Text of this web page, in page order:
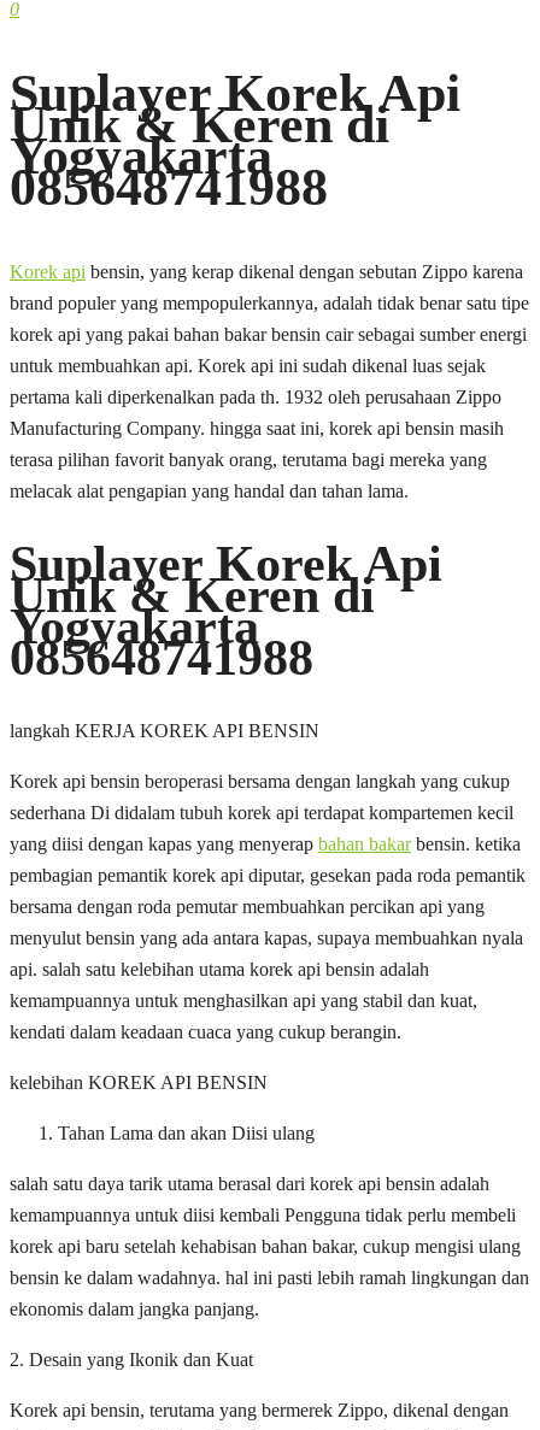
0
Suplayer Korek Api
Unik & Keren di
Yogyakarta
085648741988
Korek api bensin, yang kerap dikenal dengan sebutan Zippo karena
brand populer yang mempopulerkannya, adalah tidak benar satu tipe
korek api yang pakai bahan bakar bensin cair sebagai sumber energi
untuk membuahkan api. Korek api ini sudah dikenal luas sejak
pertama kali diperkenalkan pada th. 1932 oleh perusahaan Zippo
Manufacturing Company. hingga saat ini, korek api bensin masih
terasa pilihan favorit banyak orang, terutama bagi mereka yang
melacak alat pengapian yang handal dan tahan lama.
Suplayer Korek Api
Unik & Keren di
Yogyakarta
085648741988
langkah KERJA KOREK API BENSIN
Korek api bensin beroperasi bersama dengan langkah yang cukup
sederhana Di didalam tubuh korek api terdapat kompartemen kecil
yang diisi dengan kapas yang menyerap bahan bakarbensin. ketika
pembagian pemantik korek api diputar, gesekan pada roda pemantik
bersama dengan roda pemutar membuahkan percikan api yang
menyulut bensin yang ada antara kapas, supaya membuahkan nyala
api. salah satu kelebihan utama korek api bensin adalah
kemampuannya untuk menghasilkan api yang stabil dan kuat,
kendati dalam keadaan cuaca yang cukup berangin.
kelebihan KOREK API BENSIN
Tahan Lama dan akan Diisi ulang
salah satu daya tarik utama berasal dari korek api bensin adalah
kemampuannya untuk diisi kembali Pengguna tidak perlu membeli
korek api baru setelah kehabisan bahan bakar, cukup mengisi ulang
bensin ke dalam wadahnya. hal ini pasti lebih ramah lingkungan dan
ekonomis dalam jangka panjang.
2. Desain yang Ikonik dan Kuat
Korek api bensin, terutama yang bermerek Zippo, dikenal dengan